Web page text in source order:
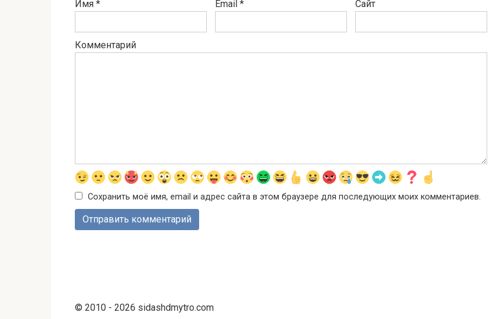
Имя * Email * Сайт
Комментарий
Сохранить моё имя, email и адрес сайта в этом браузере для последующих моих комментариев.
© 2010 - 2026 sidashdmytro.com